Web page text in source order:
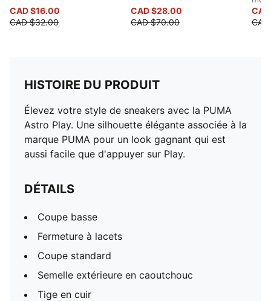
CAD $16.00
CAD $32.00
CAD $28.00
CAD $70.00
HISTOIRE DU PRODUIT
Élevez votre style de sneakers avec la PUMA
Astro Play. Une silhouette élégante associée à la
marque PUMA pour un look gagnant qui est
aussi facile que d'appuyer sur Play.
DÉTAILS
Coupe basse
Fermeture à lacets
Coupe standard
Semelle extérieure en caoutchouc
Tige en cuir